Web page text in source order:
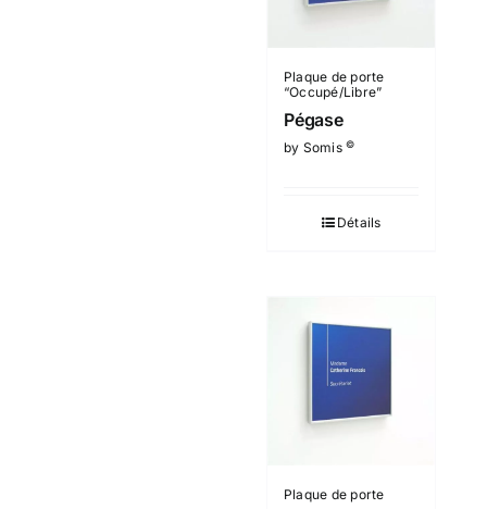
Plaque de porte
“Occupé/Libre”
Pégase
by Somis©
Détails
Plaque de porte